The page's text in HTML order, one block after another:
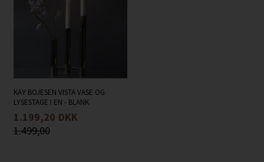
KAY BOJESEN VISTA VASE OG
LYSESTAGE I EN - BLANK
1.199,20 DKK
1.499,00